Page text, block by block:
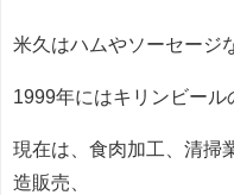
米久はハムやソーセージ
1999年にはキリンビール
現在は、食肉加工、清掃
造販売、